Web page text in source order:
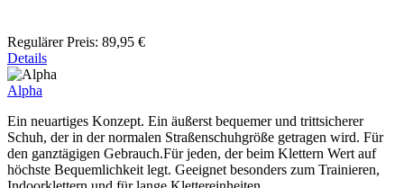
Regulärer Preis: 89,95 €
Details
Alpha
Ein neuartiges Konzept. Ein äußerst bequemer und trittsicherer
Schuh, der in der normalen Straßenschuhgröße getragen wird. Für
den ganztägigen Gebrauch.Für jeden, der beim Klettern Wert auf
höchste Bequemlichkeit legt. Geeignet besonders zum Trainieren,